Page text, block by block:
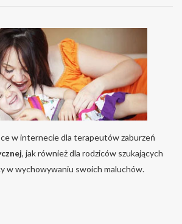
w internecie dla terapeutów zaburzeń
, jak również dla rodziców szukających
w wychowywaniu swoich maluchów.